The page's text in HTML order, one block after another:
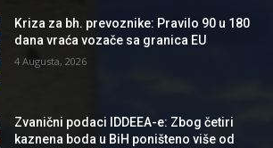
Kriza za bh. prevoznike: Pravilo 90 u 180
dana vraća vozače sa granica EU
4 Augusta, 2026
Zvanični podaci IDDEEA-e: Zbog četiri
kaznena boda u BiH poništeno više od